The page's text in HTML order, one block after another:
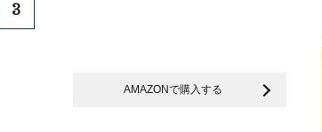
3
AMAZONで購入する